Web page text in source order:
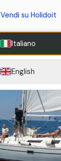
Vendi su Holidoit
Italiano
English